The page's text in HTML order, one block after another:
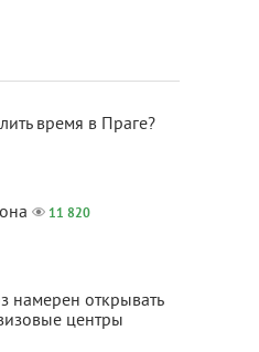
время в Праге?
11 820
намерен открывать
центры